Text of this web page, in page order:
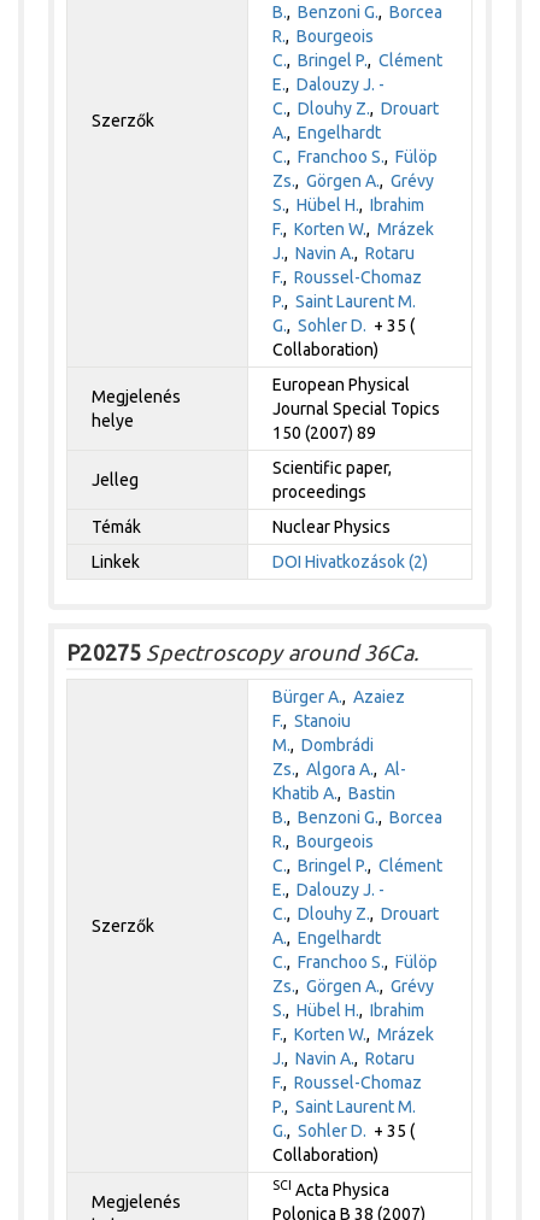
Szerzők
B.,Benzoni G.,Borcea
R.,Bourgeois
C.,Bringel P.,Clément
E.,Dalouzy J. -
C.,Dlouhy Z.,Drouart
A.,Engelhardt
C.,Franchoo S.,Fülöp
Zs.,Görgen A.,Grévy
S.,Hübel H.,Ibrahim
F.,Korten W.,Mrázek
J.,Navin A.,Rotaru
F.,Roussel-Chomaz
P.,Saint Laurent M.
G.,Sohler D. + 35 (
Collaboration)
Megjelenés
helye
European Physical
Journal Special Topics
150 (2007) 89
Jelleg
Scientific paper,
proceedings
Témák
Nuclear Physics
Linkek
DOI Hivatkozások (2)
P20275 Spectroscopy around 36Ca.
Szerzők
Bürger A.,Azaiez
F.,Stanoiu
M.,Dombrádi
Zs.,Algora A.,Al-
Khatib A.,Bastin
B.,Benzoni G.,Borcea
R.,Bourgeois
C.,Bringel P.,Clément
E.,Dalouzy J. -
C.,Dlouhy Z.,Drouart
A.,Engelhardt
C.,Franchoo S.,Fülöp
Zs.,Görgen A.,Grévy
S.,Hübel H.,Ibrahim
F.,Korten W.,Mrázek
J.,Navin A.,Rotaru
F.,Roussel-Chomaz
P.,Saint Laurent M.
G.,Sohler D. + 35 (
Collaboration)
Megjelenés
SCI Acta Physica
Polonica B 38 (2007)